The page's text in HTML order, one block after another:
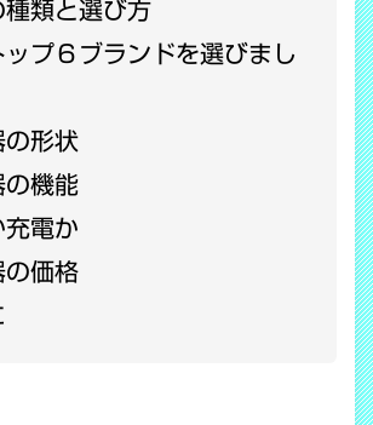
種類と選び方
ップ６ブランドを選びまし
の形状
の機能
充電か
の価格